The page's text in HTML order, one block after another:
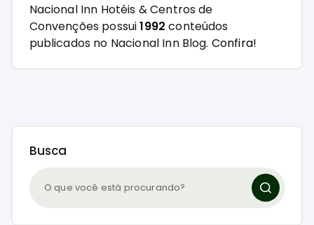
Nacional Inn Hotéis & Centros de
Convenções possui1992 conteúdos
publicados no Nacional Inn Blog. Confira!
Busca